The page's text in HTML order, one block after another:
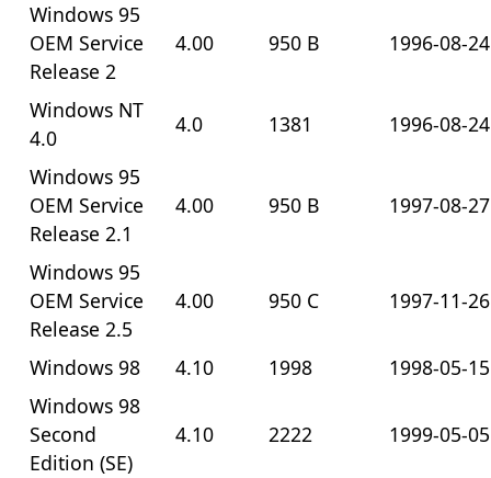
Windows 95
OEM Service
Release 2
4.00 950 B 1996-08-24
Windows NT
4.0
4.0 1381
1996-08-24
Windows 95
OEM Service
Release 2.1
4.00 950 B 1997-08-27
Windows 95
OEM Service
Release 2.5
4.00 950 C 1997-11-26
Windows 98 4.10 1998
1998-05-15
Windows 98
Second
Edition (SE)
4.10 2222 1999-05-05